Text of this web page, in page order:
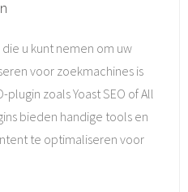
u kunt nemen om uw
voor zoekmachines is
zoals Yoast SEO of All
bieden handige tools en
te optimaliseren voor